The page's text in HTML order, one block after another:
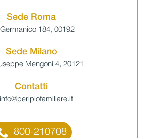
Sede Roma
184, 00192
Sede Milano
Mengoni 4, 20121
Contatti
info@periplofamiliare.it
800-210708